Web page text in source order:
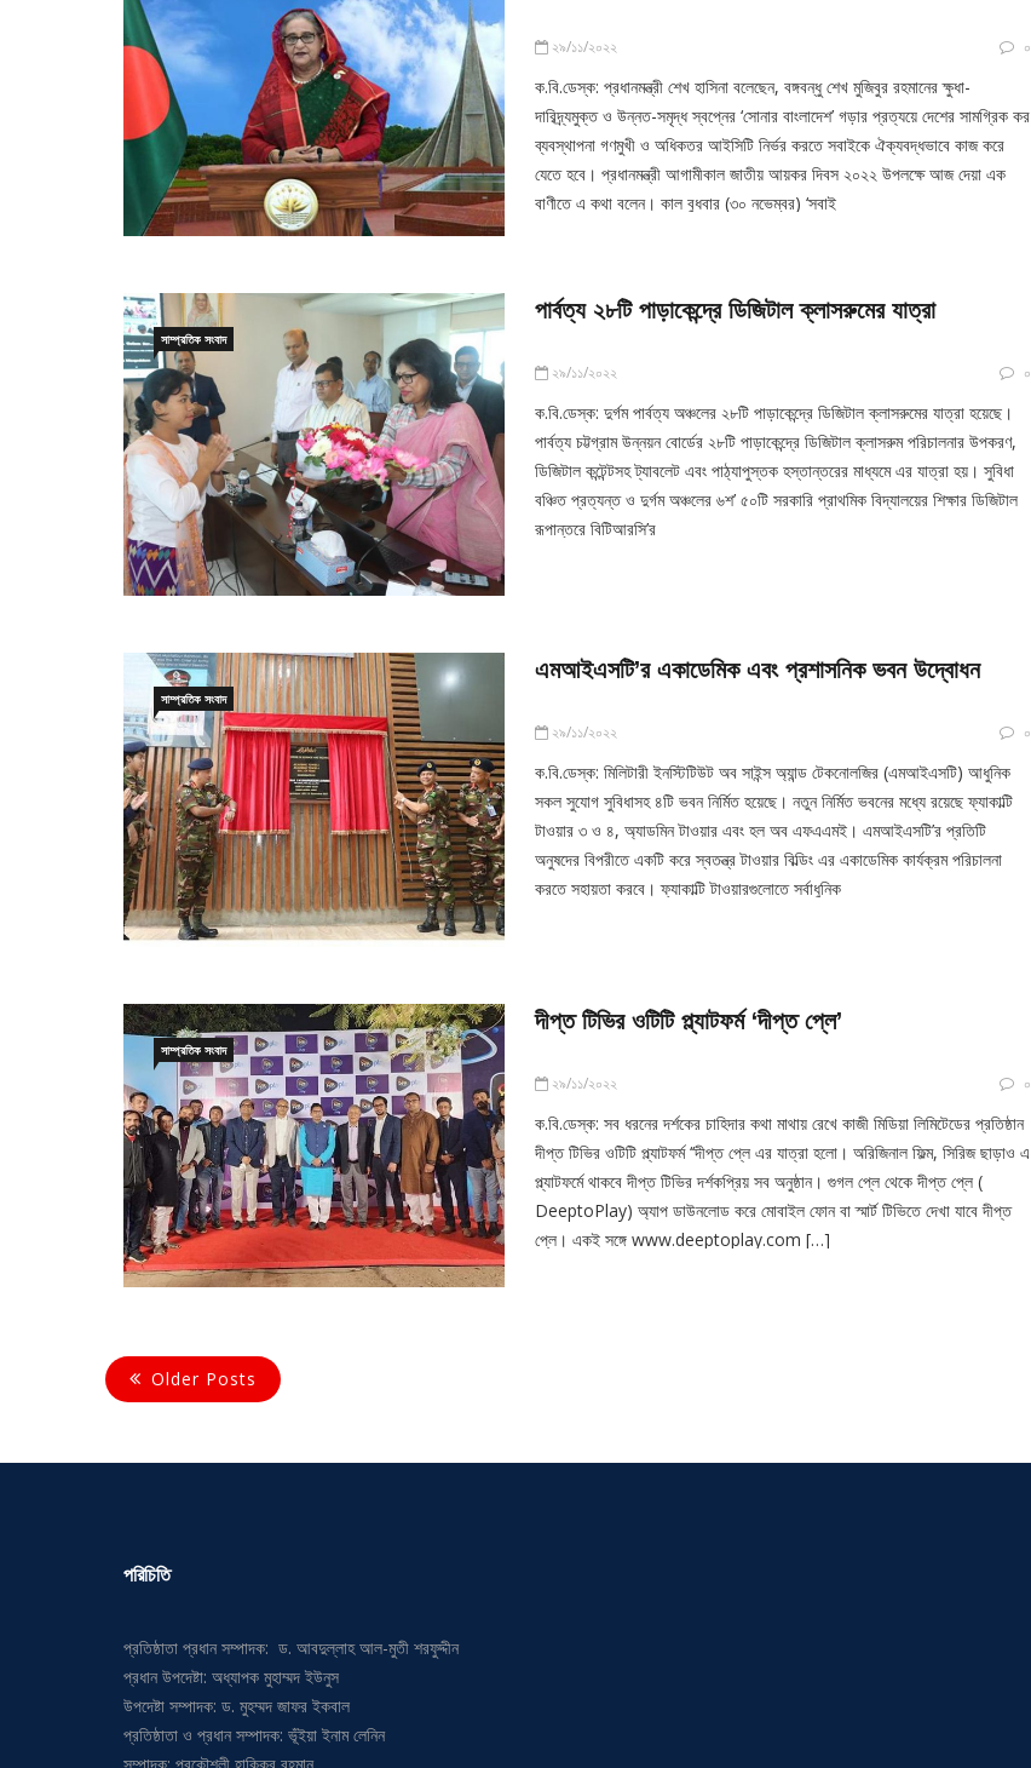
২৯/১১/২০২২ ০
ক.বি.ডেস্ক: প্রধানমন্ত্রী শেখ হাসিনা বলেছেন, বঙ্গবন্ধু শেখ মুজিবুর রহমানের ক্ষুধা-
দারিদ্র্যমুক্ত ও উন্নত-সমৃদ্ধ স্বপ্নের ‘সোনার বাংলাদেশ’ গড়ার প্রত্যয়ে দেশের সামগ্রিক কর
ব্যবস্থাপনা গণমুখী ও অধিকতর আইসিটি নির্ভর করতে সবাইকে ঐক্যবদ্ধভাবে কাজ করে
যেতে হবে। প্রধানমন্ত্রী আগামীকাল জাতীয় আয়কর দিবস ২০২২ উপলক্ষে আজ দেয়া এক
বাণীতে এ কথা বলেন। কাল বুধবার (৩০ নভেম্বর) ‘সবাই
সাম্প্রতিক সংবাদ
পার্বত্য ২৮টি পাড়াকেন্দ্রে ডিজিটাল ক্লাসরুমের যাত্রা
২৯/১১/২০২২ ০
ক.বি.ডেস্ক: দুর্গম পার্বত্য অঞ্চলের ২৮টি পাড়াকেন্দ্রে ডিজিটাল ক্লাসরুমের যাত্রা হয়েছে।
পার্বত্য চট্টগ্রাম উন্নয়ন বোর্ডের ২৮টি পাড়াকেন্দ্রে ডিজিটাল ক্লাসরুম পরিচালনার উপকরণ,
ডিজিটাল কন্টেন্টসহ ট্যাবলেট এবং পাঠ্যাপুস্তক হস্তান্তরের মাধ্যমে এর যাত্রা হয়। সুবিধা
বঞ্চিত প্রত্যন্ত ও দুর্গম অঞ্চলের ৬শ’ ৫০টি সরকারি প্রাথমিক বিদ্যালয়ের শিক্ষার ডিজিটাল
রূপান্তরে বিটিআরসি’র
সাম্প্রতিক সংবাদ
এমআইএসটি’র একাডেমিক এবং প্রশাসনিক ভবন উদ্বোধন
২৯/১১/২০২২ ০
ক.বি.ডেস্ক: মিলিটারী ইনস্টিটিউট অব সাইন্স অ্যান্ড টেকনোলজির (এমআইএসটি) আধুনিক
সকল সুযোগ সুবিধাসহ ৪টি ভবন নির্মিত হয়েছে। নতুন নির্মিত ভবনের মধ্যে রয়েছে ফ্যাকাল্টি
টাওয়ার ৩ ও ৪, অ্যাডমিন টাওয়ার এবং হল অব এফএএমই। এমআইএসটি’র প্রতিটি
অনুষদের বিপরীতে একটি করে স্বতন্ত্র টাওয়ার বিল্ডিং এর একাডেমিক কার্যক্রম পরিচালনা
করতে সহায়তা করবে। ফ্যাকাল্টি টাওয়ারগুলোতে সর্বাধুনিক
সাম্প্রতিক সংবাদ
দীপ্ত টিভির ওটিটি প্ল্যাটফর্ম ‘দীপ্ত প্লে’
২৯/১১/২০২২ ০
ক.বি.ডেস্ক: সব ধরনের দর্শকের চাহিদার কথা মাথায় রেখে কাজী মিডিয়া লিমিটেডের প্রতিষ্ঠান
দীপ্ত টিভির ওটিটি প্ল্যাটফর্ম ‘‘দীপ্ত প্লে এর যাত্রা হলো। অরিজিনাল ফিল্ম, সিরিজ ছাড়াও এ
প্ল্যাটফর্মে থাকবে দীপ্ত টিভির দর্শকপ্রিয় সব অনুষ্ঠান। গুগল প্লে থেকে দীপ্ত প্লে (
DeeptoPlay) অ্যাপ ডাউনলোড করে মোবাইল ফোন বা স্মার্ট টিভিতে দেখা যাবে দীপ্ত
প্লে। একই সঙ্গে www.deeptoplay.com […]
Older Posts
পরিচিতি
প্রতিষ্ঠাতা প্রধান সম্পাদক: ড. আবদুল্লাহ আল-মুতী শরফুদ্দীন
প্রধান উপদেষ্টা: অধ্যাপক মুহাম্মদ ইউনুস
উপদেষ্টা সম্পাদক: ড. মুহম্মদ জাফর ইকবাল
প্রতিষ্ঠাতা ও প্রধান সম্পাদক: ভূঁইয়া ইনাম লেনিন
সম্পাদক: প্রকৌশলী হাকিকুর রহমান